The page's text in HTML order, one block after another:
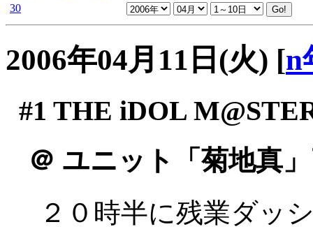
30
2006年04月11日(火) [n
#1 THE iDOL
＠ ユニット「菊地真
２０時半に残業ダッ